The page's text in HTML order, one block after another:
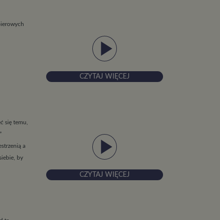
play_arrow
CZYTAJ WIĘCEJ
się temu,
a
by
play_arrow
CZYTAJ WIĘCEJ